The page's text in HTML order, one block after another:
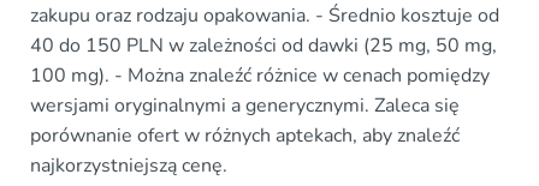
zakupu oraz rodzaju opakowania. - Średnio kosztuje od
40 do 150 PLN w zależności od dawki (25 mg, 50 mg,
100 mg). - Można znaleźć różnice w cenach pomiędzy
wersjami oryginalnymi a generycznymi. Zaleca się
porównanie ofert w różnych aptekach, aby znaleźć
najkorzystniejszą cenę.